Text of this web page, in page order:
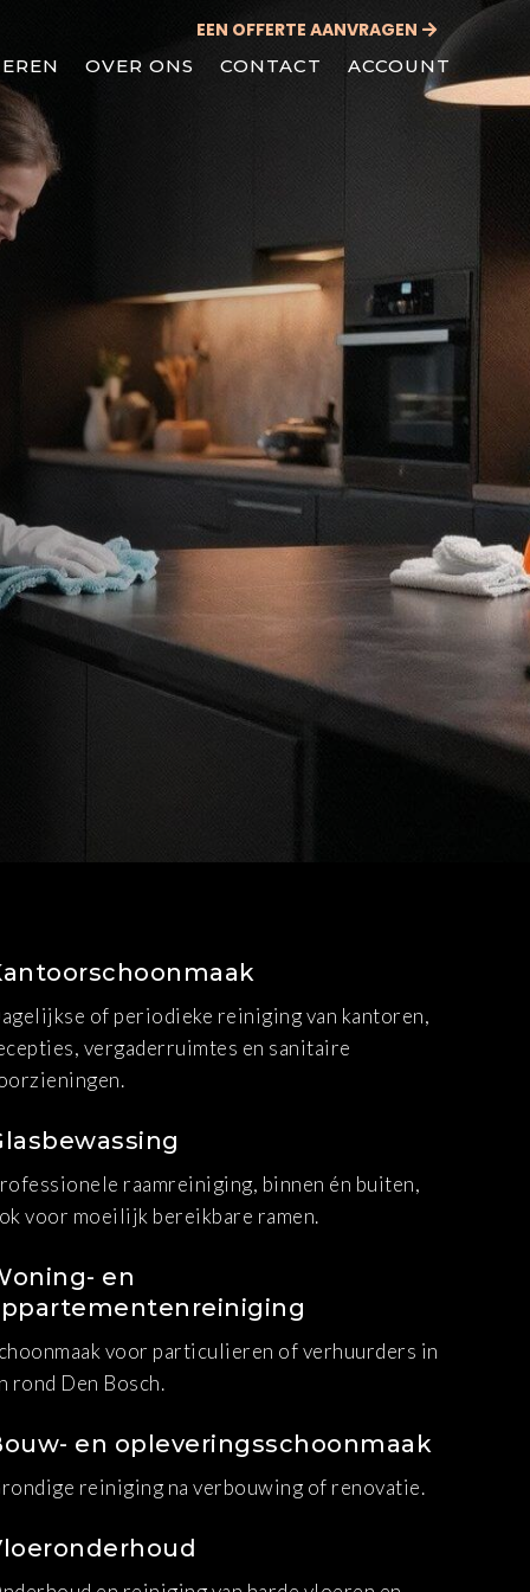
EEN OFFERTE AANVRAGEN
OVER ONS CONTACT ACCOUNT
of periodieke reiniging van kantoren,
vergaderruimtes en sanitaire
raamreiniging, binnen én buiten,
voor moeilijk bereikbare ramen.
en
voor particulieren of verhuurders in
rond Den Bosch.
en opleveringsschoonmaak
reiniging na verbouwing of renovatie.